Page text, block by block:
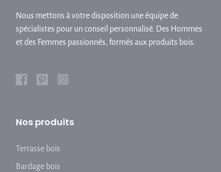
Nous mettons à votre disposition une équipe de
spécialistes pour un conseil personnalisé. Des Hommes
et des Femmes passionnés, formés aux produits bois.
Nos produits
Terrasse bois
Bardage bois